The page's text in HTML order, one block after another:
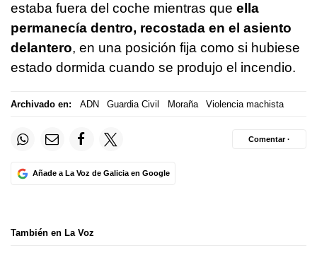
estaba fuera del coche mientras que ella
permanecía dentro, recostada en el asiento
delantero, en una posición fija como si hubiese
estado dormida cuando se produjo el incendio.
Archivado en: ADN Guardia Civil Moraña Violencia machista
Añade a La Voz de Galicia en Google
Comentar ·
También en La Voz